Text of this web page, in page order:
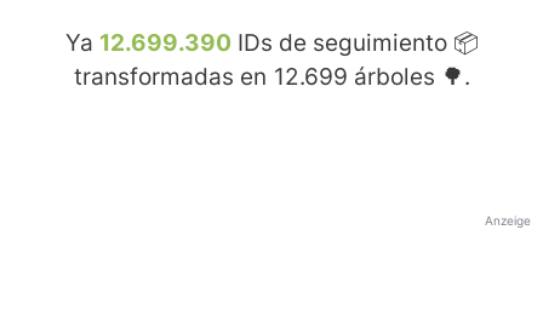
Ya 12.699.390 IDs de seguimiento 📦
transformadas en 12.699 árboles 🌳.
Anzeige